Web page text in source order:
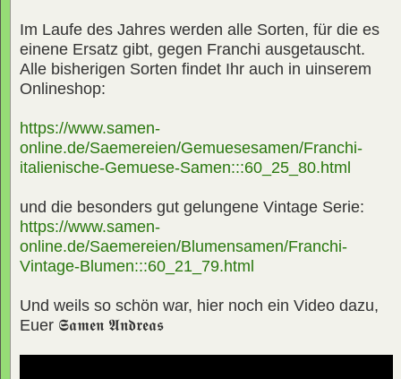
Im Laufe des Jahres werden alle Sorten, für die es
einene Ersatz gibt, gegen Franchi ausgetauscht.
Alle bisherigen Sorten findet Ihr auch in uinserem
Onlineshop:
https://www.samen-
online.de/Saemereien/Gemuesesamen/Franchi-
italienische-Gemuese-Samen:::60_25_80.html
und die besonders gut gelungene Vintage Serie:
https://www.samen-
online.de/Saemereien/Blumensamen/Franchi-
Vintage-Blumen:::60_21_79.html
Und weils so schön war, hier noch ein Video dazu,
Euer 𝕾𝖆𝖒𝖊𝖓 𝕬𝖓𝖉𝖗𝖊𝖆𝖘